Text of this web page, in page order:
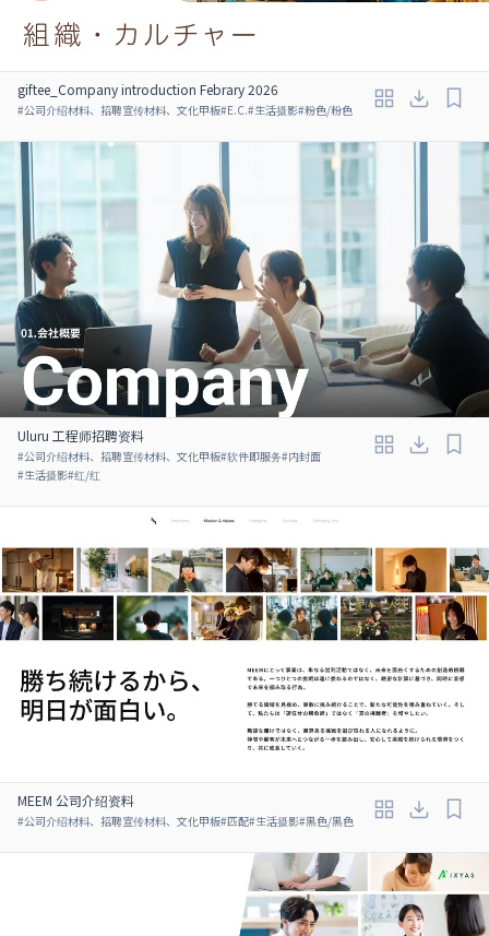
giftee_Company introduction Febrary 2026
#公司介绍材料、招聘宣传材料、文化甲板#E.C.#生活摄影#粉色/粉色
Uluru 工程师招聘资料
#公司介绍材料、招聘宣传材料、文化甲板#软件即服务#内封面
#生活摄影#红/红
MEEM 公司介绍资料
#公司介绍材料、招聘宣传材料、文化甲板#匹配#生活摄影#黑色/黑色